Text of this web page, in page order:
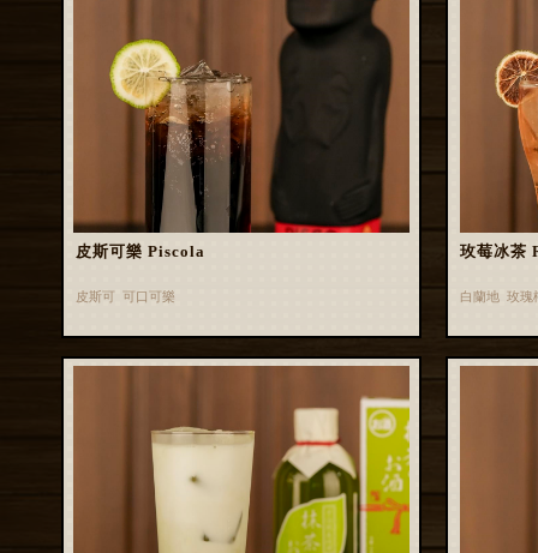
皮斯可樂 Piscola
皮斯可 可口可樂
玫莓冰茶
白蘭地 玫瑰